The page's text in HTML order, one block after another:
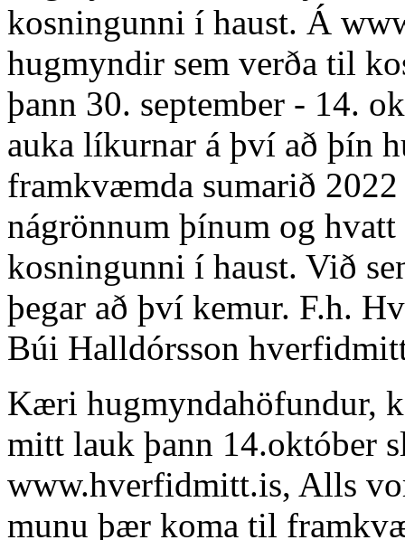
kosningunni í haust. Á
hugmyndir sem verða til
þann 30. september - 14.
auka líkurnar á því að þín
framkvæmda sumarið
nágrönnum þínum og
kosningunni í haust. Við
þegar að því kemur. F.h.
Búi Halldórsson
Kæri hugmyndahöfundur,
mitt lauk þann 14.október
www.hverfidmitt.is, Alls
munu þær koma til